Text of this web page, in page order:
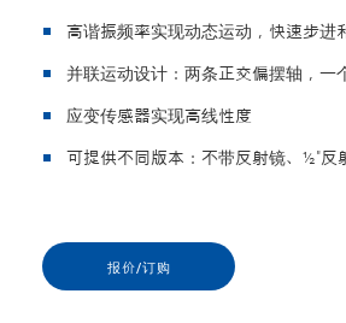
高谐振频率实现动态运动，快速步进
并联运动设计：两条正交偏摆轴，一
应变传感器实现高线性度
可提供不同版本：不带反射镜、½"反
报价/订购